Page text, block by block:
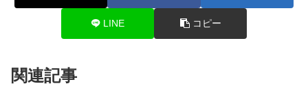
LINE コピー
関連記事